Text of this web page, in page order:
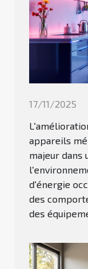
17/11/2025
appareils
majeur dans
d'énergie
des
des